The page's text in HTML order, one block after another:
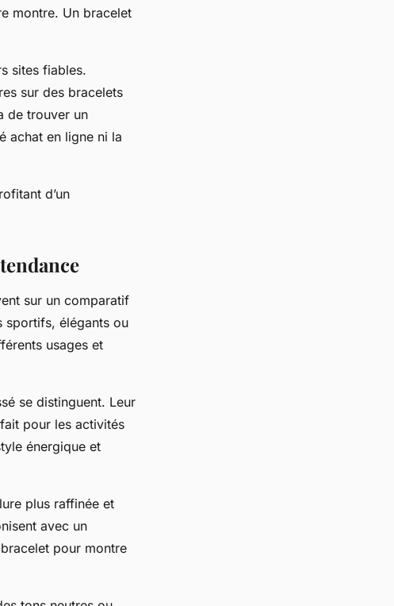
montre. Un bracelet
sites fiables.
sur des bracelets
de trouver un
achat en ligne ni la
d’un
sur un comparatif
sportifs, élégants ou
usages et
se distinguent. Leur
pour les activités
énergique et
plus raffinée et
avec un
pour montre